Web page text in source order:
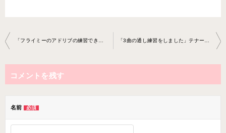
投
稿
ナ
ビ
ョ
「フライミーのアドリブの練習できました」テナーサックスレ ッスン2019-1119-no0017-0037 「3曲の通し練習をしました」テナーサックスレッスン2019-1217 -no0017-0037
コメントを残す
名前 必須